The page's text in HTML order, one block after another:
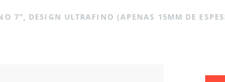
7", DESIGN ULTRAFINO (APENAS 15MM DE